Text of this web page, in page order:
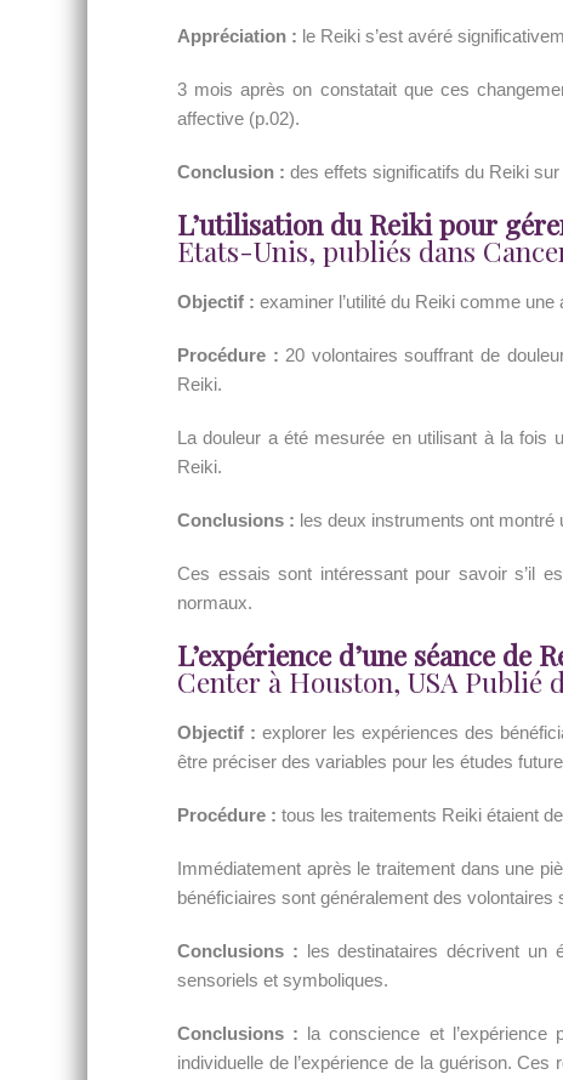
Appréciation : le Reiki s’est avéré
3 mois après on constatait que ces
affective (p.02).
Conclusion : des effets significatifs du Reiki
L’utilisation du Reiki pour
Etats-Unis, publiés dans
Objectif : examiner l’utilité du Reiki comme une
Procédure : 20 volontaires souffrant de
Reiki.
La douleur a été mesurée en utilisant à la
Reiki.
Conclusions : les deux instruments ont
Ces essais sont intéressant pour savoir s’il
normaux.
L’expérience d’une séance de
Center à Houston, USA Publié
Objectif : explorer les expériences des
être préciser des variables pour les études
Procédure : tous les traitements Reiki étaient
Immédiatement après le traitement dans une
bénéficiaires sont généralement des
Conclusions : les destinataires décrivent un
sensoriels et symboliques.
Conclusions : la conscience et
individuelle de l’expérience de la guérison.